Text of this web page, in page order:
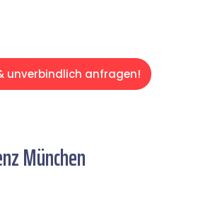
unverbindlich anfragen!
München